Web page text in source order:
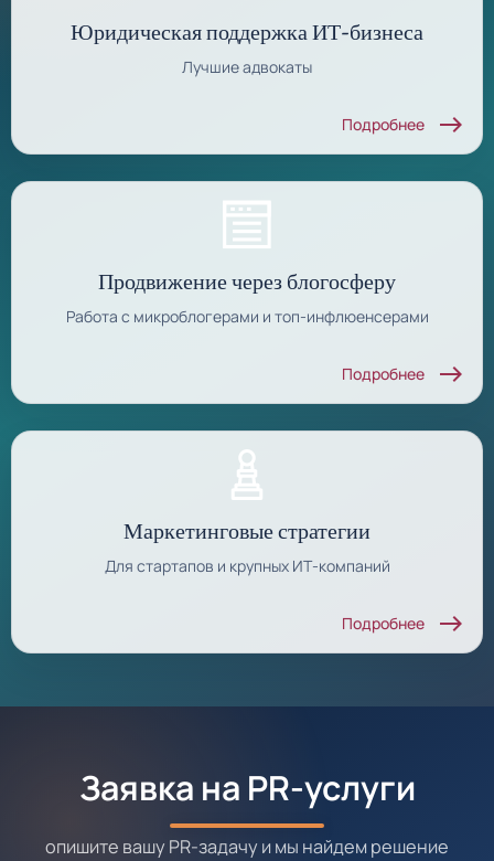
Юридическая поддержка ИТ-бизнеса
Лучшие адвокаты
Подробнее east
Продвижение через блогосферу
Работа с микроблогерами и топ-инфлюенсерами
Подробнее east
Маркетинговые стратегии
Для стартапов и крупных ИТ-компаний
Подробнее east
Заявка на PR-услуги
опишите вашу PR-задачу и мы найдем решение